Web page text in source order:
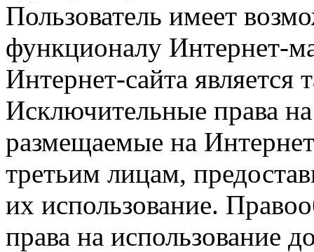
Пользователь имеет
функционалу Интернет-
Интернет-сайта
Исключительные права
размещаемые на
третьим лицам,
их использование.
права на использование